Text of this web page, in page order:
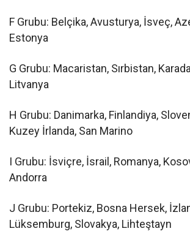
F Grubu: Belçika, Avusturya, İsveç,
Estonya
G Grubu: Macaristan, Sırbistan,
Litvanya
H Grubu: Danimarka, Finlandiya,
Kuzey İrlanda, San Marino
I Grubu: İsviçre, İsrail, Romanya,
Andorra
J Grubu: Portekiz, Bosna Hersek,
Lüksemburg, Slovakya, Lihteştayn